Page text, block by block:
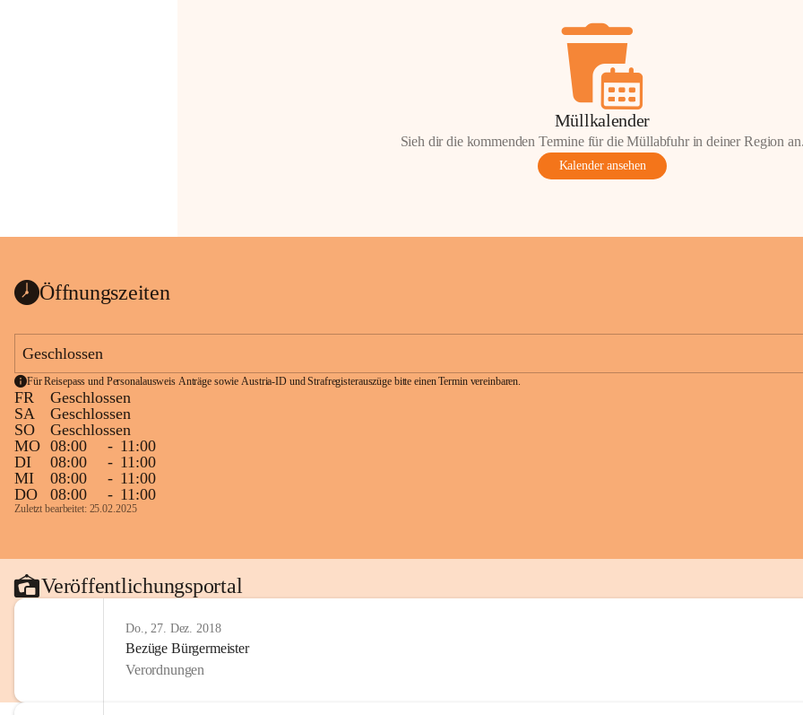
Müllkalender
Sieh dir die kommenden Termine für die Müllabfuhr in deiner Region
Kalender ansehen
Öffnungszeiten
Geschlossen
Für Reisepass und Personalausweis Anträge sowie Austria-ID und Strafregisterauszüge bitte einen Termin vereinbaren.
FR
Geschlossen
SA
Geschlossen
SO
Geschlossen
MO 08:00 - 11:00
DI
08:00 - 11:00
MI
08:00 - 11:00
DO
08:00 - 11:00
Zuletzt bearbeitet: 25.02.2025
Veröffentlichungsportal
Do., 27. Dez. 2018
Bezüge Bürgermeister
Verordnungen